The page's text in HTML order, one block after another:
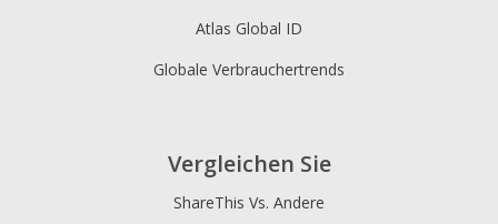
Atlas Global ID
Globale Verbrauchertrends
Vergleichen Sie
ShareThis Vs. Andere